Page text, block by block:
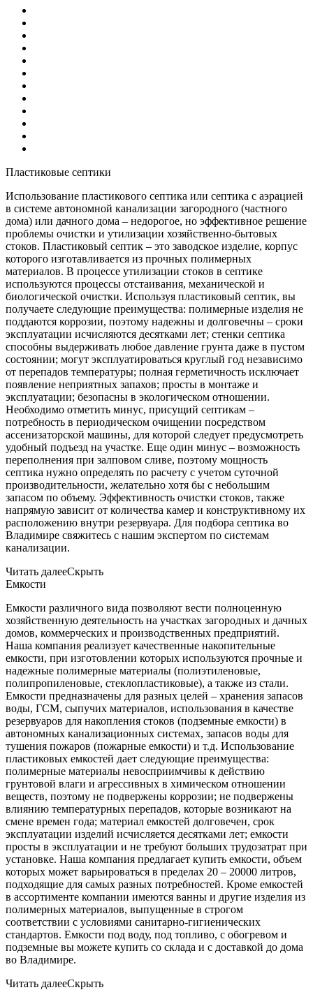
Пластиковые септики
Использование пластикового септика или септика с аэрацией
в системе автономной канализации загородного (частного
дома) или дачного дома – недорогое, но эффективное решение
проблемы очистки и утилизации хозяйственно-бытовых
стоков. Пластиковый септик – это заводское изделие, корпус
которого изготавливается из прочных полимерных
материалов. В процессе утилизации стоков в септике
используются процессы отстаивания, механической и
биологической очистки. Используя пластиковый септик, вы
получаете следующие преимущества: полимерные изделия не
поддаются коррозии, поэтому надежны и долговечны – сроки
эксплуатации исчисляются десятками лет; стенки септика
способны выдерживать любое давление грунта даже в пустом
состоянии; могут эксплуатироваться круглый год независимо
от перепадов температуры; полная герметичность исключает
появление неприятных запахов; просты в монтаже и
эксплуатации; безопасны в экологическом отношении.
Необходимо отметить минус, присущий септикам –
потребность в периодическом очищении посредством
ассенизаторской машины, для которой следует предусмотреть
удобный подъезд на участке. Еще один минус – возможность
переполнения при залповом сливе, поэтому мощность
септика нужно определять по расчету с учетом суточной
производительности, желательно хотя бы с небольшим
запасом по объему. Эффективность очистки стоков, также
напрямую зависит от количества камер и конструктивному их
расположению внутри резервуара. Для подбора септика во
Владимире свяжитесь с нашим экспертом по системам
канализации.
Читать далееСкрыть
Емкости
Емкости различного вида позволяют вести полноценную
хозяйственную деятельность на участках загородных и дачных
домов, коммерческих и производственных предприятий.
Наша компания реализует качественные накопительные
емкости, при изготовлении которых используются прочные и
надежные полимерные материалы (полиэтиленовые,
полипропиленовые, стеклопластиковые), а также из стали.
Емкости предназначены для разных целей – хранения запасов
воды, ГСМ, сыпучих материалов, использования в качестве
резервуаров для накопления стоков (подземные емкости) в
автономных канализационных системах, запасов воды для
тушения пожаров (пожарные емкости) и т.д. Использование
пластиковых емкостей дает следующие преимущества:
полимерные материалы невосприимчивы к действию
грунтовой влаги и агрессивных в химическом отношении
веществ, поэтому не подвержены коррозии; не подвержены
влиянию температурных перепадов, которые возникают на
смене времен года; материал емкостей долговечен, срок
эксплуатации изделий исчисляется десятками лет; емкости
просты в эксплуатации и не требуют больших трудозатрат при
установке. Наша компания предлагает купить емкости, объем
которых может варьироваться в пределах 20 – 20000 литров,
подходящие для самых разных потребностей. Кроме емкостей
в ассортименте компании имеются ванны и другие изделия из
полимерных материалов, выпущенные в строгом
соответствии с условиями санитарно-гигиенических
стандартов. Емкости под воду, под топливо, с обогревом и
подземные вы можете купить со склада и с доставкой до дома
во Владимире.
Читать далееСкрыть